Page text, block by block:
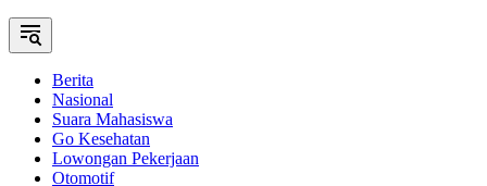
Berita
Nasional
Suara Mahasiswa
Go Kesehatan
Lowongan Pekerjaan
Otomotif